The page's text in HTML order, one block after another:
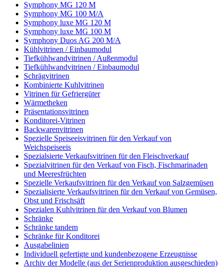
Symphony MG 120 M
Symphony MG 100 M/А
Symphony luxe MG 120 M
Symphony luxe MG 100 M
Symphony Duos AG 200 M/A
Kühlvitrinen / Einbaumodul
Tiefkühlwandvitrinen / Außenmodul
Tiefkühlwandvitrinen / Einbaumodul
Schrägvitrinen
Кombinierte Kuhlvitrinen
Vitrinen für Gefriergüter
Wärmetheken
Präsentationsvitrinen
Konditorei-Vitrinen
Backwarenvitrinen
Spezielle Speiseeisvitrinen für den Verkauf von
Weichspeiseeis
Spezialsierte Verkaufsvitrinen für den Fleischverkauf
Spezialvitrinen für den Verkauf von Fisch, Fischmarinaden
und Meeresfrüchten
Spezielle Verkaufsvitrinen für den Verkauf von Salzgemüsen
Spezialisierte Verkaufsvitrinen für den Verkauf von Gemüsen,
Obst und Frischsäft
Spezialen Kuhlvitrinen für den Verkauf von Blumen
Schränke
Schränke tandem
Schränke für Konditorei
Ausgabelinien
Individuell gefertigte und kundenbezogene Erzeugnisse
Archiv der Modelle (aus der Serienproduktion ausgeschieden)